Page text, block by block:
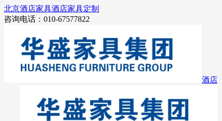
北京酒店家具酒店家具定制
咨询电话：010-67577822
酒店